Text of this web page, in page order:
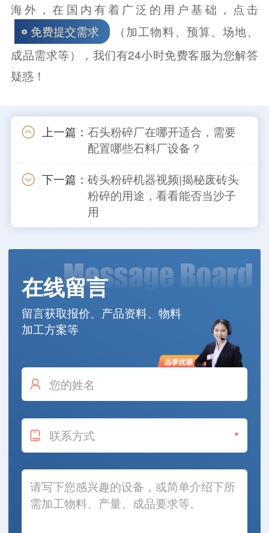
海外，在国内有着广泛的用户基础，点击
免费提交需求
（加工物料、预算、场地、
成品需求等），我们有24小时免费客服为您解答
疑惑！
上一篇： 石头粉碎厂在哪开适合，需要
配置哪些石料厂设备？
下一篇： 砖头粉碎机器视频|揭秘废砖头
粉碎的用途，看看能否当沙子
用
在线留言
留言获取报价、产品资料、物料
加工方案等
*